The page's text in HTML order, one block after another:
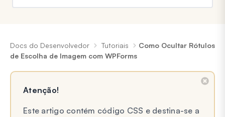
Docs do Desenvolvedor Tutoriais
Como Ocultar Rótulos
de Escolha de Imagem com WPForms
Atenção!
Este artigo contém código CSS e destina-se a